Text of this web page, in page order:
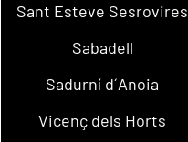
Sant Esteve Sesrovires
Sabadell
Sadurní d´Anoia
Vicenç dels Horts